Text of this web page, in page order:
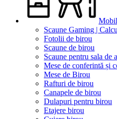
Scaune Gaming |
Fotolii de birou
Scaune de birou
Scaune pentru sala de
Mese de conferintă și
Mese de Birou
Rafturi de birou
Canapele de birou
Dulapuri pentru birou
Etajere birou